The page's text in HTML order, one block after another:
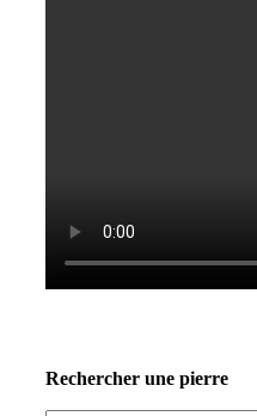
Rechercher une pierre